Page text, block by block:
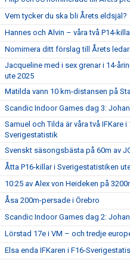
Vem tycker du ska bli Årets eldsjäl?
Hannes och Alvin – våra två P14-
Nomimera ditt förslag till Årets
Jacqueline med i sex grenar i 14-
ute 2025
Matilda vann 10 km-distansen på
Scandic Indoor Games dag 3:
Samuel och Tilda är våra två IFKare
Sverigestatistik
Svenskt säsongsbästa på 60m av
Åtta P16-killar i Sverigestatistiken
10:25 av Alex von Heideken på
Åsa 200m-persade i Örebro
Scandic Indoor Games dag 2:
Lörstad 17e i VM – och tredje
Elsa enda IFKaren i F16-